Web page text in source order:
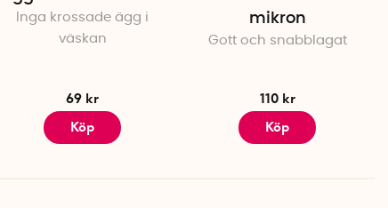
Inga krossade ägg i
väskan
69 kr
Köp
mikron
Gott och snabblagat
110 kr
Köp